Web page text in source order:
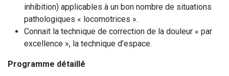
inhibition) applicables à un bon nombre de situations
pathologiques « locomotrices ».
Connait la technique de correction de la douleur « par
excellence », la technique d’espace.
Programme détaillé